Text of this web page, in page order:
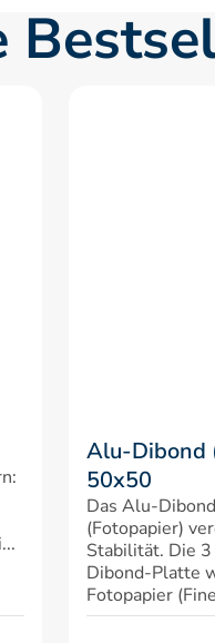
Alu-Dibond
50x50
Das Alu-
(Fotopapier)
Stabilität. Die
Dibond-Platte
Fotopapier